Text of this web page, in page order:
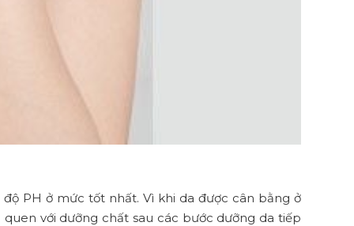
PH ở mức tốt nhất. Vì khi da được cân bằng ở
với dưỡng chất sau các bước dưỡng da tiếp